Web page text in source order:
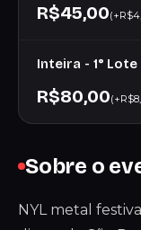
Sobre o
NYL metal
R$45,00
Inteira - 1° Lote
R$80,00